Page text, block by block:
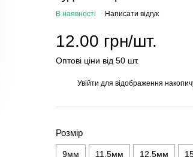
В наявності Написати відгук
12.00 грн/шт.
Оптові ціни від 50 шт.
Увійти для відображення
Розмір
9мм 11.5мм 12.5мм